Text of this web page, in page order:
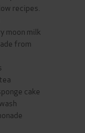
recipes.
moon milk
from
cake